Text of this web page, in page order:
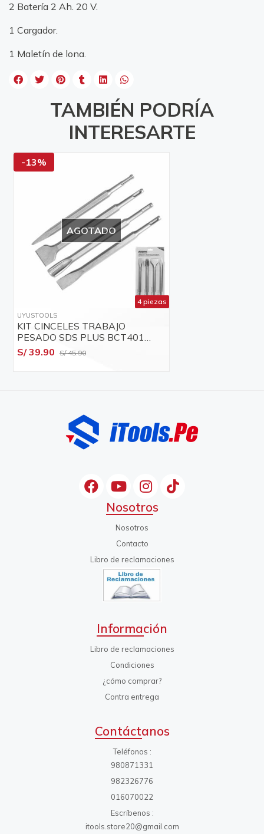
2 Batería 2 Ah. 20 V.
1 Cargador.
1 Maletín de lona.
TAMBIÉN PODRÍA
INTERESARTE
-13%
AGOTADO
4 piezas
UYUSTOOLS
KIT CINCELES TRABAJO
PESADO SDS PLUS BCT401
UYUSTOOLS
S/ 39.90 S/ 45.90
Nosotros
Nosotros
Contacto
Libro de reclamaciones
Información
Libro de reclamaciones
Condiciones
¿cómo comprar?
Contra entrega
Contáctanos
Teléfonos
980871331
982326776
016070022
Escríbenos
itools.store20@gmail.com